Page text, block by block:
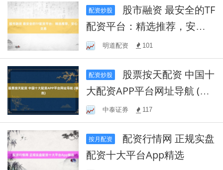
配资炒股
配资平台：精选推荐，安心
交易明道配资 101
配资炒股
大配资APP平台网址导航 (精
选)
中泰证券 117
按月配资
配资十大平台App精选